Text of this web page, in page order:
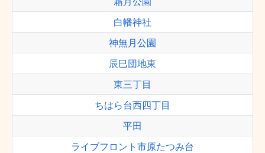
白幡神社
神無月公園
辰巳団地東
東三丁目
ちはら台西四丁目
平田
ライブフロント市原たつみ台